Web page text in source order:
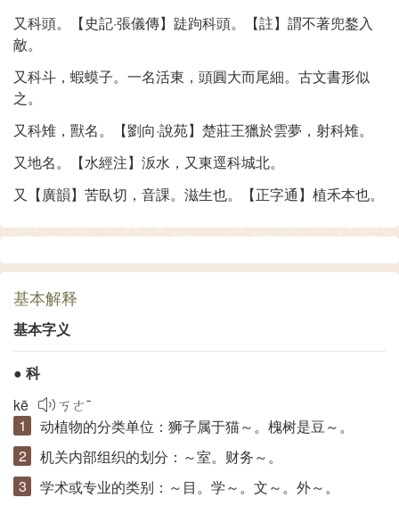
又科頭。【史記·張儀傳】跿跔科頭。【註】謂不著兜鍪入
敵。
又科斗，蝦蟆子。一名活東，頭圓大而尾細。古文書形似
之。
又科雉，獸名。【劉向·說苑】楚莊王獵於雲夢，射科雉。
又地名。【水經注】汳水，又東逕科城北。
又【廣韻】苦臥切，音課。滋生也。【正字通】植禾本也。
基本解释
基本字义
● 科
kē
ㄎㄜˉ
动植物的分类单位：狮子属于猫～。槐树是豆～。
机关内部组织的划分：～室。财务～。
学术或专业的类别：～目。学～。文～。外～。